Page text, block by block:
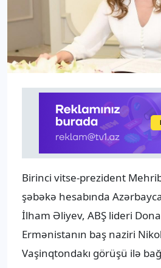
Birinci vitse-prezident
şəbəkə hesabında
İlham Əliyev, ABŞ lideri
Ermənistanın baş naziri
Vaşinqtondakı görüşü ilə